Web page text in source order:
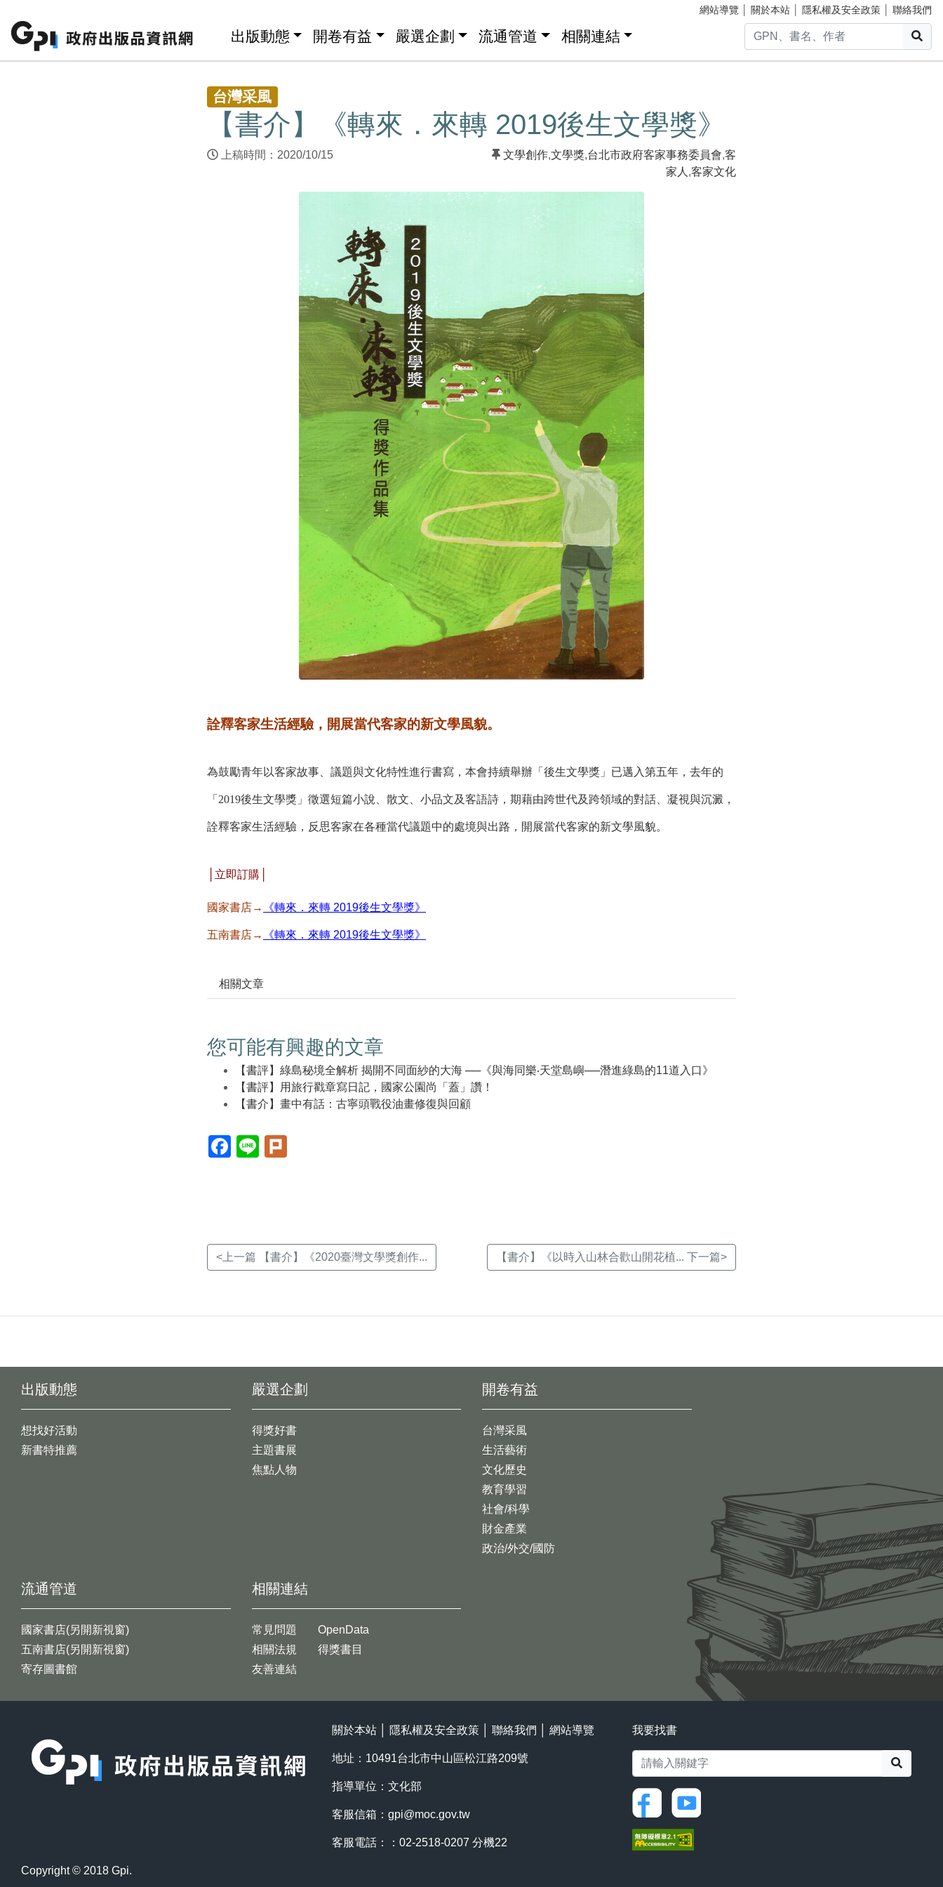
網站導覽 關於本站 隱私權及安全政策 聯絡我們
出版動態 開卷有益 嚴選企劃 流通管道 相關連結
台灣采風
【書介】《轉來．來轉 2019後生文學獎》
上稿時間：2020/10/15 文學創作,文學獎,台北市政府客家事務委員會,客
家人 ,客家文化
詮釋客家生活經驗，開展當代客家的新文學風貌。
為鼓勵青年以客家故事、議題與文化特性進行書寫，本會持續舉辦「後生文學獎」已邁入第五年，去年的
「2019後生文學獎」徵選短篇小說、散文、小品文及客語詩，期藉由跨世代及跨領域的對話、凝視與沉澱，
詮釋客家生活經驗，反思客家在各種當代議題中的處境與出路，開展當代客家的新文學風貌。
│立即訂購│
國家書店→ 《轉來．來轉 2019後生文學獎》
五南書店→ 《轉來．來轉 2019後生文學獎》
相關文章
您可能有興趣的文章
【書評】綠島秘境全解析 揭開不同面紗的大海 ──《與海同樂‧天堂島嶼──潛進綠島的11道入口》
【書評】用旅行戳章寫日記，國家公園尚「蓋」讚！
【書介】畫中有話：古寧頭戰役油畫修復與回顧
Facebook(另
開
Line(另
開
<上一篇 【書介】《2020臺灣文學獎創作... 【書介】《以時入山林合歡山開花植... 下一篇>
出版動態
想找好活動
新書特推薦
開卷有益
台灣采風
生活藝術
文化歷史
教育學習
社會/科學
財金產業
政治/外交/國防
嚴選企劃
得獎好書
主題書展
焦點人物
流通管道
國家書店(另開新視窗)
五南書店(另開新視窗)
寄存圖書館
相關連結
常見問題
相關法規
友善連結
OpenData
得獎書目
關於本站 隱私權及安全政策 聯絡我們 網站導覽
地址：10491台北市中山區松江路209號
指導單位：文化部
客服信箱： gpi@moc.gov.tw
客服電話：：02-2518-0207 分機22
我要找書
Copyright © 2018 Gpi.